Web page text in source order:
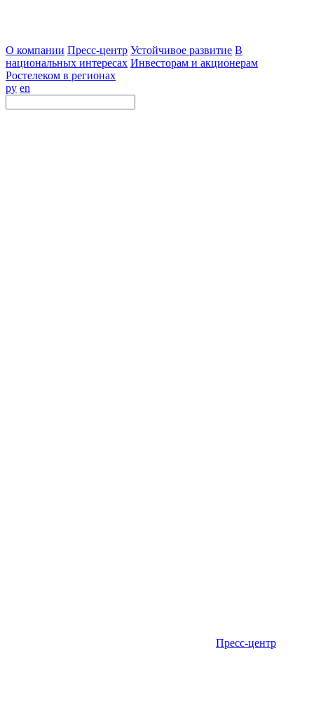
О компании Пресс-центр Устойчивое развитие В
национальных интересах Инвесторам и акционерам
Ростелеком в регионах
ру en
Пресс-центр